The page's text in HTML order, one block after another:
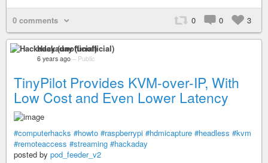
0 comments 0 0 3
Hackaday (unofficial)
6 years ago – Public
TinyPilot Provides KVM-over-IP, With
Low Cost and Even Lower Latency
#computerhacks #howto #raspberrypi #hdmicapture #headless #kvm
#remoteaccess #streaming #hackaday
posted by pod_feeder_v2